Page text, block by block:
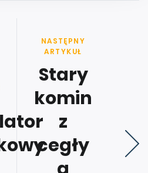
NASTĘPNY
ARTYKUŁ
Stary
komin
z
cegły